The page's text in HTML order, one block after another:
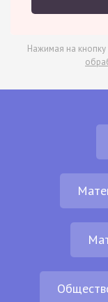
Нажимая на кнопку